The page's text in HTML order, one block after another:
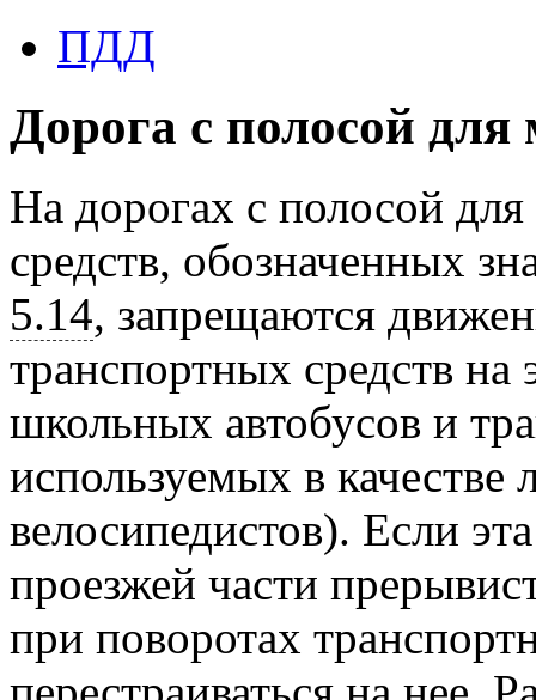
ПДД
Дорога с полосой
На дорогах с полосой
средств, обозначенных
5.14, запрещаются
транспортных средств
школьных автобусов и
используемых в качестве
велосипедистов). Если
проезжей части
при поворотах